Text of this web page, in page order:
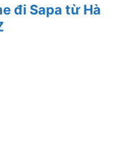
đi Sapa từ Hà